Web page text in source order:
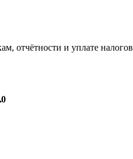
отчётности и уплате налогов